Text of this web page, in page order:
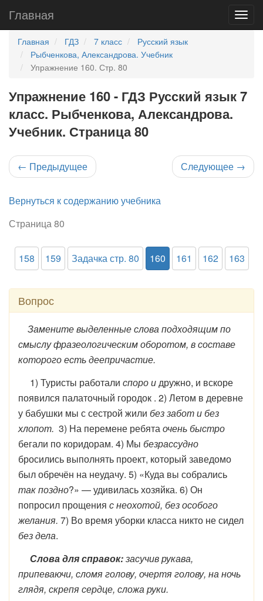
Главная
Главная ГДЗ 7 класс
Русский язык
Рыбченкова, Александрова. Учебник
Упражнение 160. Стр. 80
Упражнение 160 - ГДЗ Русский язык 7
класс. Рыбченкова, Александрова.
Учебник. Страница 80
← Предыдущее Следующее →
Вернуться к содержанию учебника
Страница 80
158 159 Задачка стр. 80 160 161 162 163
Вопрос
Замените выделенные слова подходящим по
смыслу фразеологическим оборотом, в составе
которого есть деепричастие.
1) Туристы работали споро идружно, и вскоре
появился палаточный городок . 2) Летом в деревне
у бабушки мы с сестрой жили без забот и без
хлопот. 3) На перемене ребятаочень быстро
бегали по коридорам. 4) Мы безрассудно
бросились выполнять проект, который заведомо
был обречён на неудачу. 5) «Куда вы собрались
так поздно?» — удивилась хозяйка. 6) Он
попросил прощения с неохотой, без особого
желания. 7) Во время уборки класса никто не сидел
без дела.
Слова для справок:засучив рукава,
припеваючи, сломя голову, очертя голову, на ночь
глядя, скрепя сердце, сложа руки.